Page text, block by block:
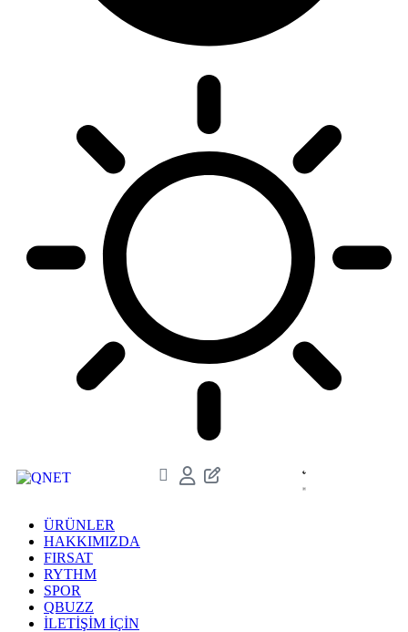
ÜRÜNLER
HAKKIMIZDA
FIRSAT
RYTHM
SPOR
QBUZZ
İLETİŞİM İÇİN